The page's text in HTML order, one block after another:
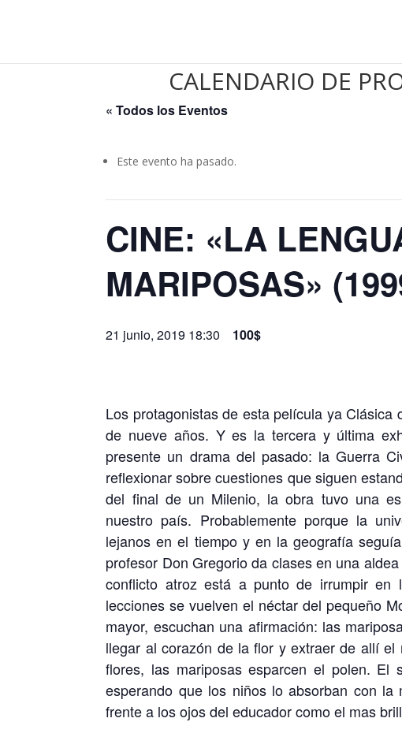
CALENDARIO DE
« Todos los Eventos
Este evento ha pasado.
CINE: «LA
MARIPOSAS»
21 junio, 2019 18:30 100$
Los protagonistas de esta película ya
de nueve años. Y es la tercera y última
presente un drama del pasado: la Guerra
reflexionar sobre cuestiones que siguen
del final de un Milenio, la obra tuvo una
nuestro país. Probablemente porque la
lejanos en el tiempo y en la geografía
profesor Don Gregorio da clases en una
conflicto atroz está a punto de irrumpir
lecciones se vuelven el néctar del pequeño
mayor, escuchan una afirmación: las
llegar al corazón de la flor y extraer de allí
flores, las mariposas esparcen el polen. El
esperando que los niños lo absorban con
frente a los ojos del educador como el mas